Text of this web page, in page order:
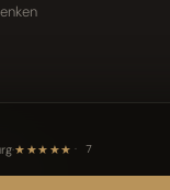
·★★★★★ 7